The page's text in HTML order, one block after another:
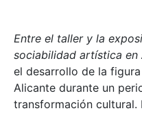
Entre el taller y la
sociabilidad artística en
el desarrollo de la
Alicante durante un
transformación